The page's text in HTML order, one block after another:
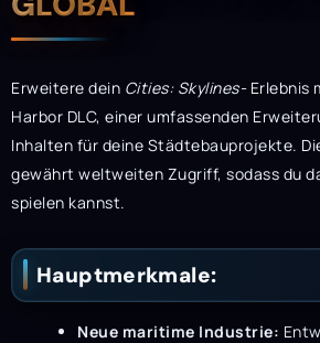
Erweitere dein Cities: Skylines-Erlebnis
Harbor DLC, einer umfassenden
Inhalten für deine Städtebauprojekte.
gewährt weltweiten Zugriff, sodass du
spielen kannst.
Hauptmerkmale:
Neue maritime Industrie: